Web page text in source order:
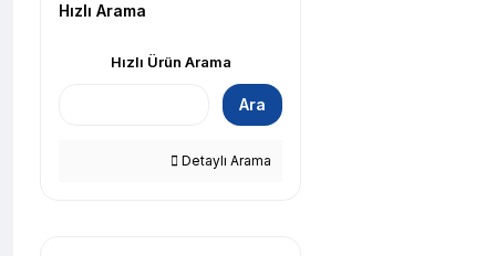
Hızlı Arama
Hızlı Ürün Arama
Ara
Detaylı Arama